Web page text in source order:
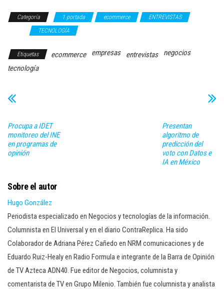
Categoría 1 portada ecommerce
ENTREVISTAS
TECNOLOGÍA
Etiquetas ecommerce empresas entrevistas
negocios
tecnología
Procupa a IDET
monitoreo del INE
en programas de
opinión
Presentan
algoritmo de
predicción del
voto con Datos e
IA en México
Sobre el autor
Hugo González
Periodista especializado en Negocios y tecnologías de la información.
Columnista en El Universal y en el diario ContraReplica. Ha sido
Colaborador de Adriana Pérez Cañedo en NRM comunicaciones y de
Eduardo Ruiz-Healy en Radio Formula e integrante de la Barra de Opinión
de TV Azteca ADN40. Fue editor de Negocios, columnista y
comentarista de TV en Grupo Milenio. También fue columnista y analista